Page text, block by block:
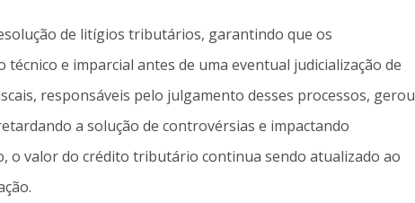
de litígios tributários, garantindo que os
e imparcial antes de uma eventual judicialização de
responsáveis pelo julgamento desses processos, gerou
a solução de controvérsias e impactando
o valor do crédito tributário continua sendo atualizado ao